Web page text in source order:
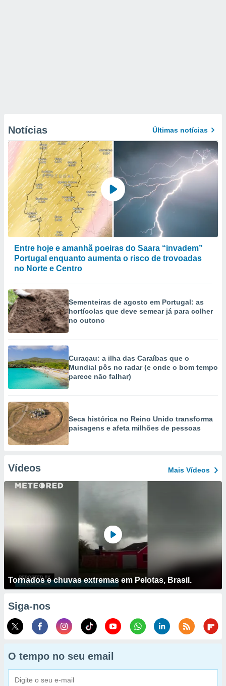
Notícias Últimas notícias
Entre hoje e amanhã poeiras do Saara “invadem”
Portugal enquanto aumenta o risco de trovoadas
no Norte e Centro
Sementeiras de agosto em Portugal: as
hortícolas que deve semear já para colher
no outono
Curaçau: a ilha das Caraíbas que o
Mundial pôs no radar (e onde o bom tempo
parece não falhar)
Seca histórica no Reino Unido transforma
paisagens e afeta milhões de pessoas
Vídeos Mais Vídeos
Tornados e chuvas extremas em Pelotas, Brasil.
Siga-nos
O tempo no seu email